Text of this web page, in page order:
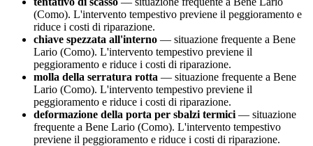
(Como). L'intervento tempestivo previene il peggioramento e
riduce i costi di riparazione.
chiave spezzata all'interno — situazione frequente a Bene
Lario (Como). L'intervento tempestivo previene il
peggioramento e riduce i costi di riparazione.
molla della serratura rotta — situazione frequente a Bene
Lario (Como). L'intervento tempestivo previene il
peggioramento e riduce i costi di riparazione.
deformazione della porta per sbalzi termici — situazione
frequente a Bene Lario (Como). L'intervento tempestivo
previene il peggioramento e riduce i costi di riparazione.